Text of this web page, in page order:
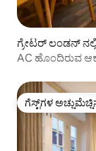
ಗ್ರೇಟರ್ ಲಂಡನ್
AC ಹೊಂದಿರುವ
ಗೆಸ್ಟ್‌ಗಳ
ಗೆಸ್ಟ್‌ಗಳ